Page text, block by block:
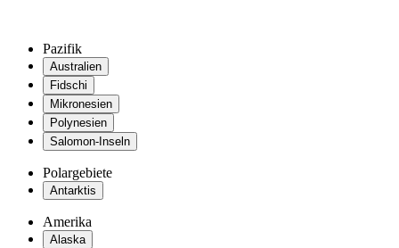
Pazifik
Australien
Fidschi
Mikronesien
Polynesien
Salomon-Inseln
Polargebiete
Antarktis
Amerika
Alaska